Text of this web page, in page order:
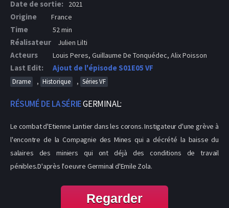
Date de sortie: 2021
Origine France
Time 52 min
Réalisateur Julien Lilti
Acteurs Louis Peres, Guillaume De Tonquédec, Alix Poisson
Last Edit: Ajout de l'épisode S01E05 VF
Drame , Historique , Séries VF
RÉSUMÉ DE LA SÉRIEGERMINAL:
Le combat d'Etienne Lantier dans les corons. Instigateur d'une grève à
l'encontre de la Compagnie des Mines qui a décrété la baisse du
salaires des miniers qui ont déjà des conditions de travail
pénibles.D'après l'oeuvre Germinal d'Emile Zola.
Regarder